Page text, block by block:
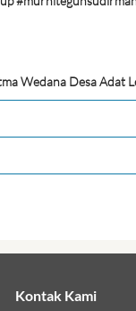
Wedana Desa Adat
Kontak Kami